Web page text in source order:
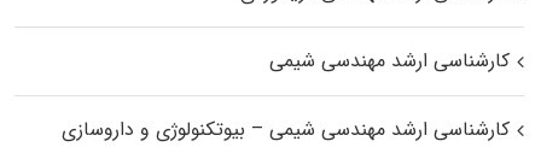
کارشناسی ارشد مهندسی شیمی
کارشناسی ارشد مهندسی شیمی – بیوتکنولوژی و داروسازی